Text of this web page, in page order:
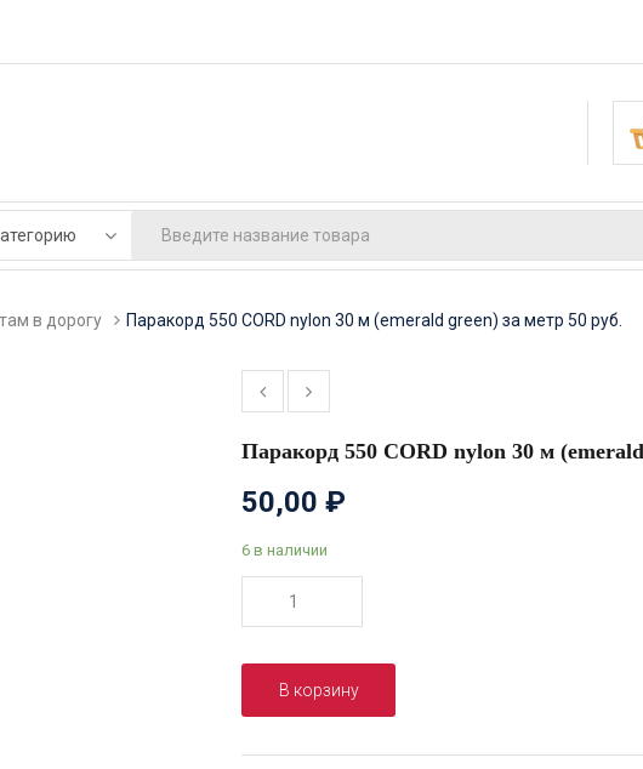
в дорогу Паракорд 550 CORD nylon 30 м (emerald green) за метр 50 руб.
Паракорд 550 CORD nylon 30 м
50,00 ₽
6 в наличии
550
CORD
nylon
В корзину